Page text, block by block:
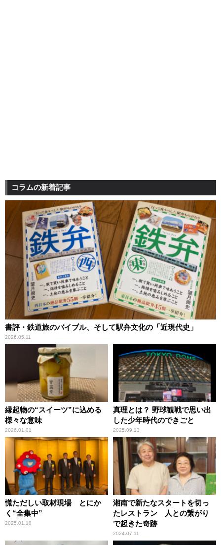
コラムの新着記事
書評・鉄道旅のバイブル、そして駅弁文化の「近現代史」
2026.05.11
縁起物の“スイーツ”に込める
様々な意味
2026.01.01
真理とは？ 野球観戦で思い出
した少年時代のできごと
2025.09.13
慌ただしい取材現場 とにか
く“全集中”
2025.01.10
湘南で新たなスタートを切っ
たレストラン 人との繋がり
で起きた奇跡
2024.07.11